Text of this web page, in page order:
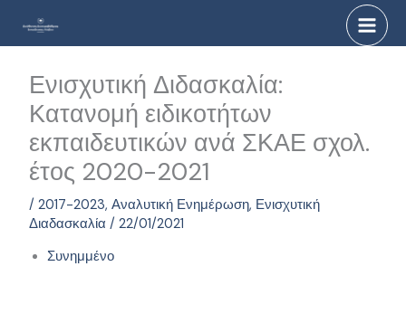
Ενισχυτική Διδασκαλία:
Κατανομή ειδικοτήτων
εκπαιδευτικών ανά ΣΚΑΕ σχολ.
έτος 2020-2021
/2017-2023,Αναλυτική Ενημέρωση, Ενισχυτική
Διαδασκαλία /22/01/2021
Συνημμένο